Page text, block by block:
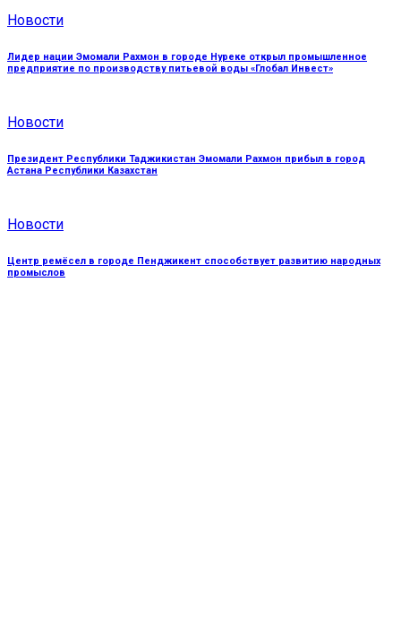
Новости
Лидер нации Эмомали Рахмон в городе Нуреке открыл промышленное
предприятие по производству питьевой воды «Глобал Инвест»
Новости
Президент Республики Таджикистан Эмомали Рахмон прибыл в город
Астана Республики Казахстан
Новости
Центр ремёсел в городе Пенджикент способствует развитию народных
промыслов